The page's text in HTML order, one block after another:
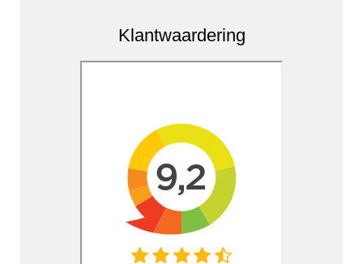
Klantwaardering